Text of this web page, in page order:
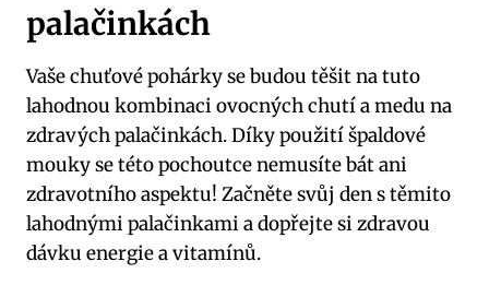
palačinkách
Vaše chuťové pohárky se budou těšit na tuto
lahodnou kombinaci ovocných chutí a medu na
zdravých palačinkách. Díky použití špaldové
mouky se této pochoutce nemusíte bát ani
zdravotního aspektu! Začněte svůj den s těmito
lahodnými palačinkami a dopřejte si zdravou
dávku energie a vitamínů.